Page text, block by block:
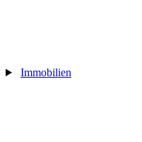
Immobilien